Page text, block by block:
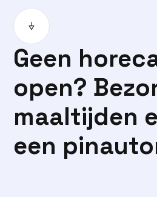
Geen
open?
maaltijden
een